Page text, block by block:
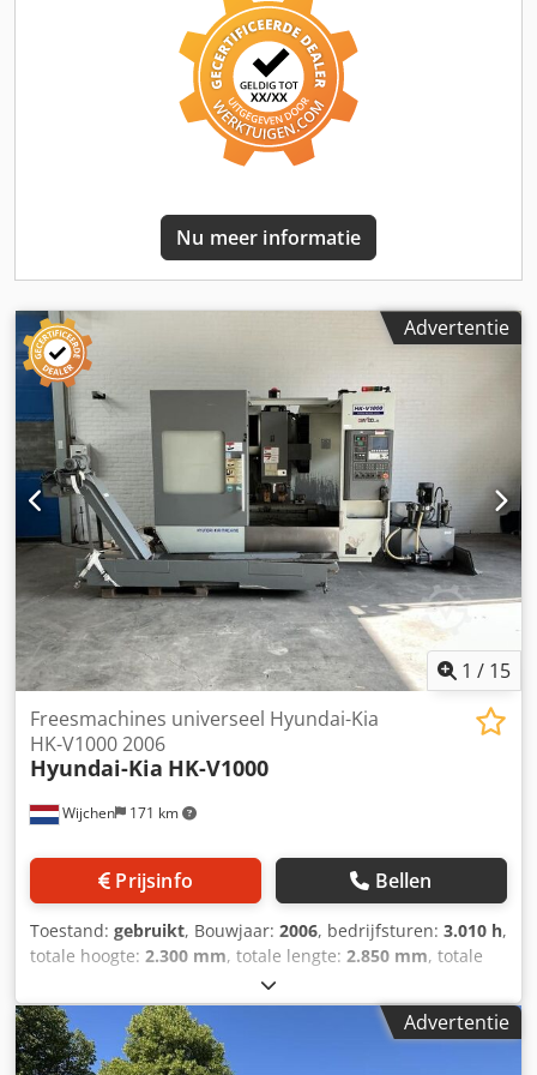
asverplaatsing van 430 mm. Als u op zoek bent naar
hoogwaardige draaimogelijkheden, overweeg dan de
Hyundai HIT-200C die wij te koop aanbieden. Neem contact
met ons op voor meer informatie. • Maximale
draaidiameter: 340 mm • Maximale draailengte: 420 mm •
Spilneus: A2-8 • Spilboring: 80 mm Dcsdpfjzmxt Tox Acfok •
Hydraulische klauwplaat: 10" •
constructie; in staat om de tolerantieklasse IT6 te
handhaven Extra uitrusting • Optioneel
onderdelen • Set grijpers • Gebruiksaanwijzingen • CE-
documentatie • Opmerking: Toevoerunit/robot in zeer
goede staat; complete productiecel geschikt voor
serieproductie (bijv. series van 500 stuks of meer)
Technical Specification Counter Spindle No Driven Tools
No
Nu meer informatie
Advertentie
1 / 15
Wijchen 171 km
Freesmachines universeel Hyundai-Kia
HK-V1000 2006
Hyundai-Kia HK-V1000
Prijsinfo Bellen
Toestand: gebruikt, Bouwjaar: 2006, bedrijfsturen: 3.010 h,
totale hoogte: 2.300 mm, totale lengte: 2.850 mm, totale
, Ledig gewicht: 6.000 kg Prijs: Op
aanvraag - Bouwjaar: 2006 - Documentatie aanwezig: Ja -
CE markering aanwezig: Ja - CE certificaat aanwezig: Nee -
Draaiuren: 3010 - Aansturing: CNC - Horizontaal/verticaal:
Advertentie